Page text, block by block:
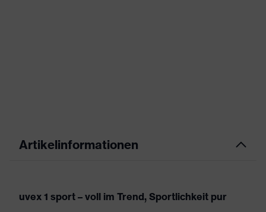
Artikelinformationen
uvex 1 sport – voll im Trend, Sportlichkeit pur